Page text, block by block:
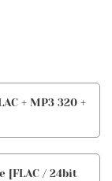
+ MP3 320 +
[FLAC / 24bit